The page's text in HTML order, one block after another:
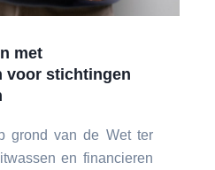
met
voor stichtingen
grond van de Wet ter
en financieren